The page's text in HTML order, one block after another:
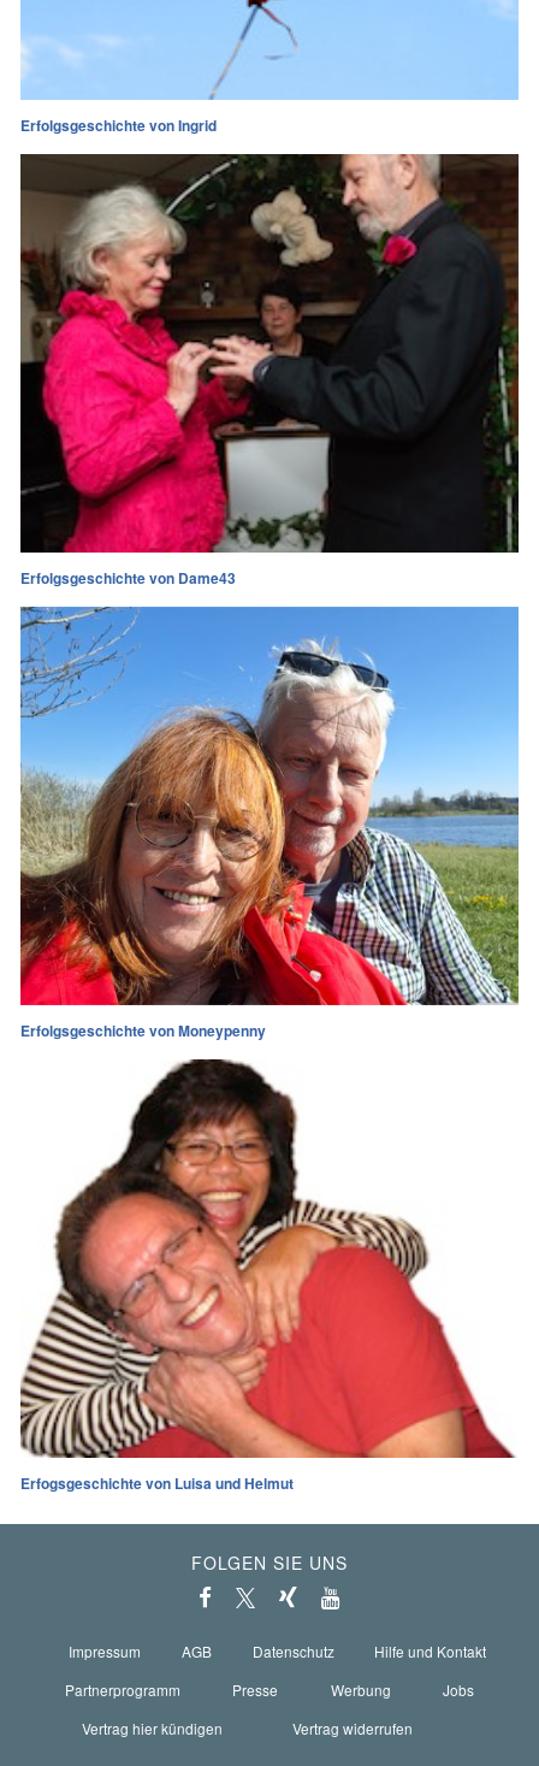
Erfolgsgeschichte von Ingrid
Erfolgsgeschichte von Dame43
Erfolgsgeschichte von Moneypenny
Erfogsgeschichte von Luisa und Helmut
FOLGEN SIE UNS
Impressum AGB Datenschutz
Hilfe und Kontakt
Partnerprogramm
Presse Werbung
Jobs
Vertrag hier kündigen
Vertrag widerrufen